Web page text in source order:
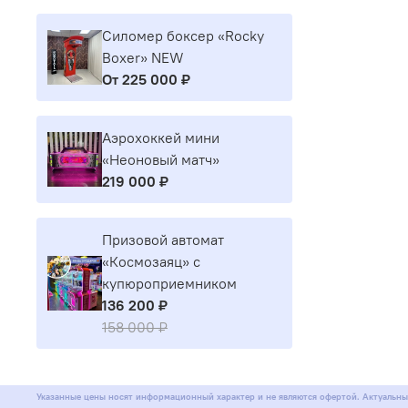
Силомер боксер «Rocky
Boxer» NEW
От 225 000 ₽
Аэрохоккей мини
«Неоновый матч»
219 000 ₽
Призовой автомат
«Космозаяц» с
купюроприемником
136 200 ₽
158 000 ₽
Указанные цены носят информационный характер и не являются офертой.